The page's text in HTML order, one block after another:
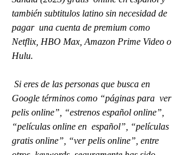
también subtitulos latino sin necesidad de
pagar  una cuenta de premium como
Netflix, HBO Max, Amazon Prime Video o
Hulu.
Google términos como “páginas para  ver
pelis online”, “estrenos español online”,
“películas online en  español”, “películas
gratis online”, “ver pelis online”, entre